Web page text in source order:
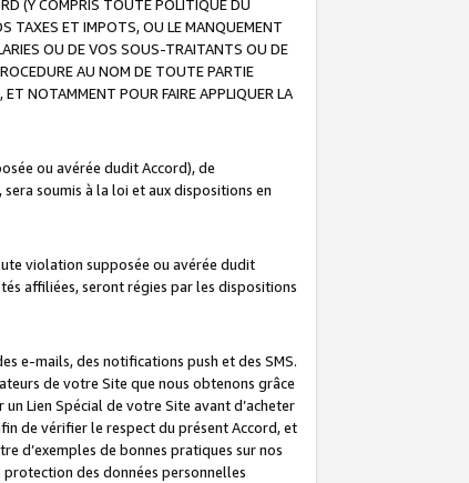
(Y COMPRIS TOUTE POLITIQUE DU
TAXES ET IMPOTS, OU LE MANQUEMENT
OU DE VOS SOUS-TRAITANTS OU DE
AU NOM DE TOUTE PARTIE
NOTAMMENT POUR FAIRE APPLIQUER LA
ou avérée dudit Accord), de
soumis à la loi et aux dispositions en
violation supposée ou avérée dudit
affiliées, seront régies par les dispositions
e-mails, des notifications push et des SMS.
de votre Site que nous obtenons grâce
Lien Spécial de votre Site avant d’acheter
de vérifier le respect du présent Accord, et
d’exemples de bonnes pratiques sur nos
des données personnelles